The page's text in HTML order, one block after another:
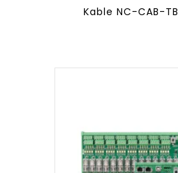
Kable NC-CAB-